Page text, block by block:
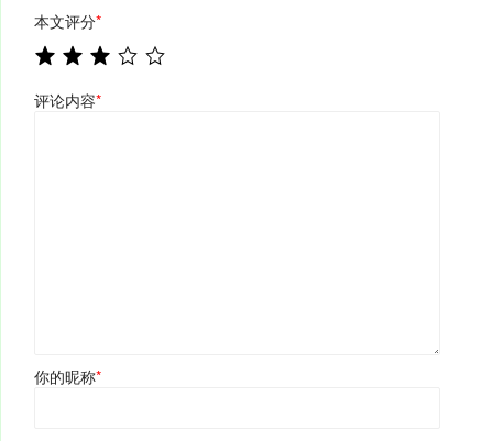
本文评分*
评论内容*
你的昵称*